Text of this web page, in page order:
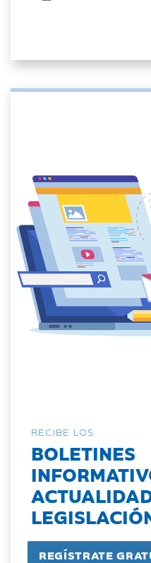
RECIBE LOS
BOLETINES